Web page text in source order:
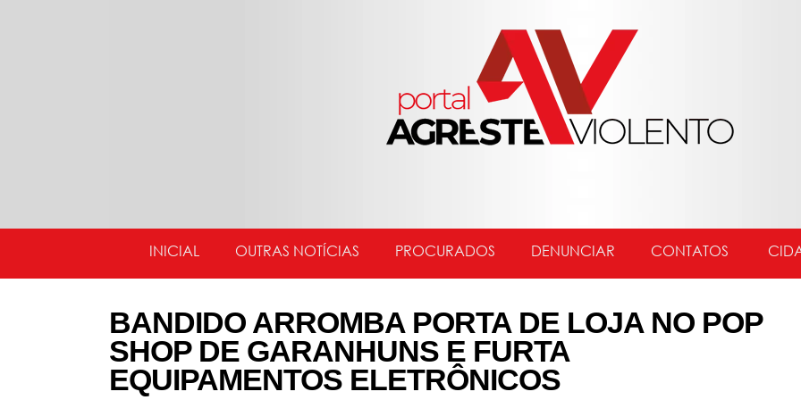
INICIAL OUTRAS NOTÍCIAS PROCURADOS DENUNCIAR CONTATOS
BANDIDO ARROMBA PORTA DE LOJA NO POP
SHOP DE GARANHUNS E FURTA
EQUIPAMENTOS ELETRÔNICOS